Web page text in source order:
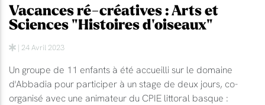
Vacances ré-créatives : Arts et
Sciences "Histoires d'oiseaux"
| 24 Avril 2023
Un groupe de 11 enfants à été accueilli sur le domaine
d'Abbadia pour participer à un stage de deux jours, co-
organisé avec une animateur du CPIE littoral basque :